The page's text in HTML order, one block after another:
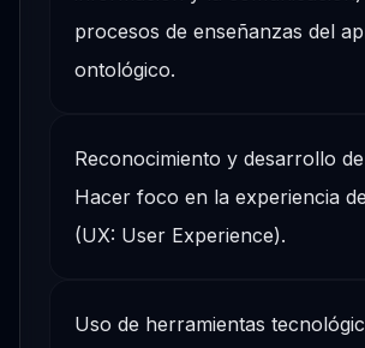
procesos de enseñanzas del
ontológico.
Reconocimiento y desarrollo
Hacer foco en la experiencia
(UX: User Experience).
Uso de herramientas